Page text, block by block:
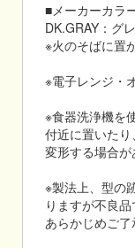
■メーカーカラ
DK.GRAY：グ
※火のそばに置
※電子レンジ・
※食器洗浄機を
付近に置いたり
変形する場合が
※製法上、型の
りますが不良品
あらかじめご了